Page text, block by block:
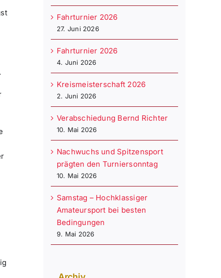
Fahrturnier 2026
27. Juni 2026
Fahrturnier 2026
4. Juni 2026
Kreismeisterschaft 2026
2. Juni 2026
Verabschiedung Bernd Richter
10. Mai 2026
Nachwuchs und Spitzensport
prägten den Turniersonntag
10. Mai 2026
Samstag – Hochklassiger
Amateursport bei besten
Bedingungen
9. Mai 2026